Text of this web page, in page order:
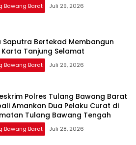
Bawang Barat Juli 29, 2026
Saputra Bertekad Membangun
Karta Tanjung Selamat
Bawang Barat Juli 29, 2026
Polres Tulang Bawang Barat
Amankan Dua Pelaku Curat di
Tulang Bawang Tengah
Bawang Barat Juli 28, 2026